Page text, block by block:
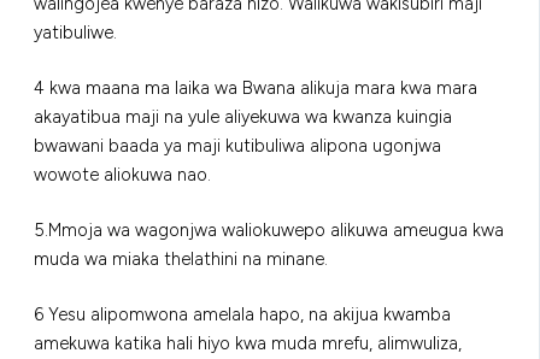
yatibuliwe.
4 kwa maana ma laika wa Bwana alikuja mara kwa mara
akayatibua maji na yule aliyekuwa wa kwanza kuingia
bwawani baada ya maji kutibuliwa alipona ugonjwa
wowote aliokuwa nao.
5.Mmoja wa wagonjwa waliokuwepo alikuwa ameugua kwa
muda wa miaka thelathini na minane.
6 Yesu alipomwona amelala hapo, na akijua kwamba
amekuwa katika hali hiyo kwa muda mrefu, alimwuliza,